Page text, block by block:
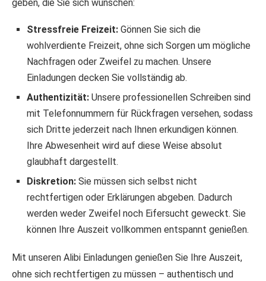
geben, die Sie sich wünschen:
Stressfreie Freizeit: Gönnen Sie sich die
wohlverdiente Freizeit, ohne sich Sorgen um mögliche
Nachfragen oder Zweifel zu machen. Unsere
Einladungen decken Sie vollständig ab.
Authentizität: Unsere professionellen Schreiben sind
mit Telefonnummern für Rückfragen versehen, sodass
sich Dritte jederzeit nach Ihnen erkundigen können.
Ihre Abwesenheit wird auf diese Weise absolut
glaubhaft dargestellt.
Diskretion: Sie müssen sich selbst nicht
rechtfertigen oder Erklärungen abgeben. Dadurch
werden weder Zweifel noch Eifersucht geweckt. Sie
können Ihre Auszeit vollkommen entspannt genießen.
Mit unseren Alibi Einladungen genießen Sie Ihre Auszeit,
ohne sich rechtfertigen zu müssen – authentisch und